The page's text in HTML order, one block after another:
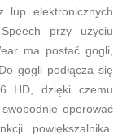
lup elektronicznych
przy użyciu
ma postać gogli,
gogli podłącza się
HD, dzięki czemu
operować
powiększalnika.